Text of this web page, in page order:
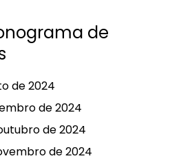
de
de 2024
de 2024
de 2024
de 2024